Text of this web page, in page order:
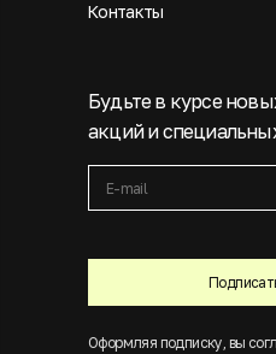
Будьте в курсе
акций и
Оформляя подписку, вы
Контакты